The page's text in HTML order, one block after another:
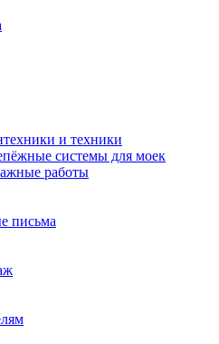
и техники
системы для моек
работы
письма